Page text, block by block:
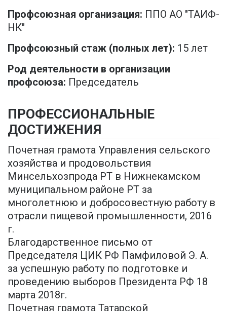
Профсоюзная организация: ППО АО "ТАИФ-
НК"
Профсоюзный стаж (полных лет): 15 лет
Род деятельности в организации
профсоюза: Председатель
ПРОФЕССИОНАЛЬНЫЕ
ДОСТИЖЕНИЯ
Почетная грамота Управления сельского
хозяйства и продовольствия
Минсельхозпрода РТ в Нижнекамском
муниципальном районе РТ за
многолетнюю и добросовестную работу в
отрасли пищевой промышленности, 2016
г.
Благодарственное письмо от
Председателя ЦИК РФ Памфиловой Э. А.
за успешную работу по подготовке и
проведению выборов Президента РФ 18
марта 2018г.
Почетная грамота Татарской